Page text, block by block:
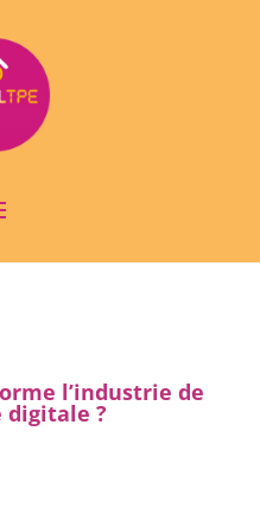
l’industrie de
?